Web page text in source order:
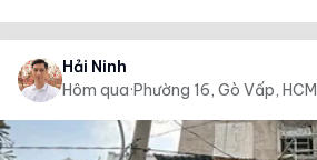
Hải Ninh
Hôm qua·Phường 16, Gò Vấp, HCM